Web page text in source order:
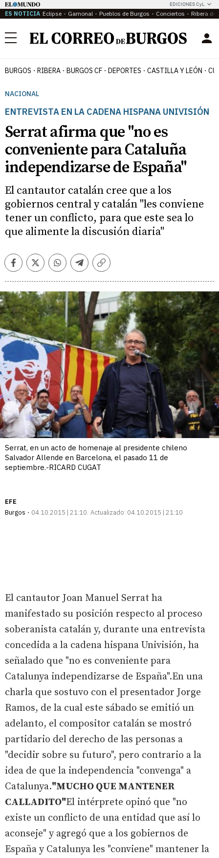
EDICIONES CyL
ES NOTICIA Eclipse Gamonal Pueblos de Burgos Conciertos Ribera del
Menú
BURGOS RIBERA BURGOS CF DEPORTES CASTILLA Y LEÓN
NACIONAL
ENTREVISTA EN LA CADENA HISPANA UNIVISIÓN
Serrat afirma que "no es
conveniente para Cataluña
independizarse de España"
El cantautor catalán cree que a los
gobiernos central y catalán "les conviene
tener un conflicto, para que este sea lo
que alimente la discusión diaria"
FacebookTwitterWhatsappTelegramCopiar
Serrat, en un acto de homenaje al presidente chileno
Salvador Allende en Barcelona, el pasado 11 de
septiembre.-RICARD CUGAT
EFE
Burgos
04.10.2015 | 21:10 Actualizado: 04.10.2015 | 21:10
El cantautor Joan Manuel Serrat ha
manifestado su posición respecto al proceso
soberanista catalán y, durante una entrevista
concedida a la cadena hispana Univisión, ha
señalado que "no es conveniente para
Catalunya independizarse de España".En una
charla que sostuvo con el presentador Jorge
Ramos, de la cual este sábado se emitió un
adelanto, el compositor catalán se mostró
partidario del derecho de las personas a
"decidir sobre su futuro", pero contrario a la
idea de que la independencia "convenga" a
Catalunya."MUCHO QUE MANTENER
CALLADITO"El intérprete opinó que "no
existe un conflicto de una entidad que así lo
aconseje" y agregó que a los gobiernos de
España y Catalunya les "conviene" mantener la